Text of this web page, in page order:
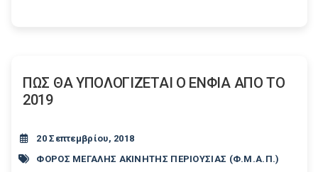
ΠΩΣ ΘΑ ΥΠΟΛΟΓΙΖΕΤΑΙ Ο ΕΝΦΙΑ ΑΠΟ ΤΟ
2019
20 Σεπτεμβρίου, 2018
ΦΟΡΟΣ ΜΕΓΑΛΗΣ ΑΚΙΝΗΤΗΣ ΠΕΡΙΟΥΣΙΑΣ (Φ.Μ.Α.Π.)